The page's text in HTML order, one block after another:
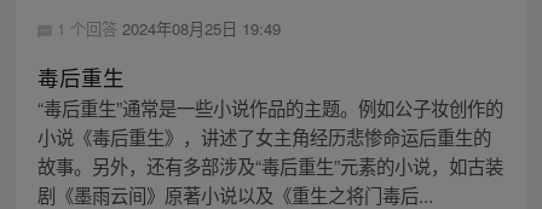
1 个回答 2024年08月25日 19:49
毒后重生
“毒后重生”通常是一些小说作品的主题。例如公子妆创作的
小说《毒后重生》，讲述了女主角经历悲惨命运后重生的
故事。另外，还有多部涉及“毒后重生”元素的小说，如古装
剧《墨雨云间》原著小说以及《重生之将门毒后...